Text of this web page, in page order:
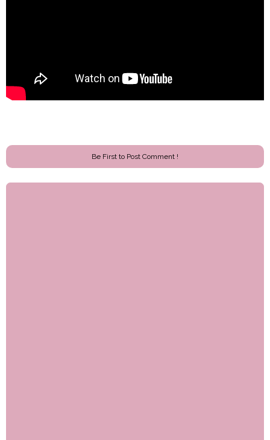
Be First to Post Comment !